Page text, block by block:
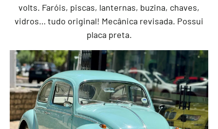
volts. Faróis, piscas, lanternas, buzina, chaves,
vidros… tudo original! Mecânica revisada. Possui
placa preta.